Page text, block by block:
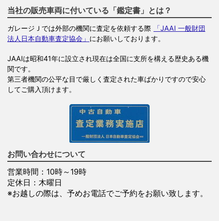
当社の販売車両に付いている「鑑定書」とは？
ガレージＪでは外部の機関に査定を依頼する際
「JAAI 一般財団
法人日本自動車査定協会」 にお願いしております。
JAAIは昭和41年に設立され現在は全国に支所を構える歴史ある機
関です。
第三者機関の公平な目で厳しく査定された車ばかりですので安心
してご購入頂けます。
お問い合わせについて
営業時間：10時～19時
定休日：木曜日
※お越しの際は、予めお電話でご予約をお願い致します。